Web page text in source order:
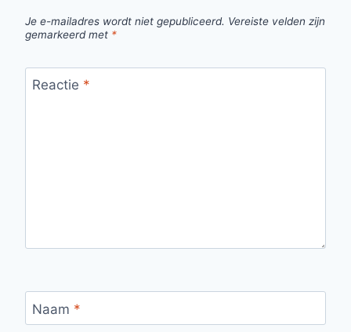
Je e-mailadres wordt niet gepubliceerd. Vereiste velden zijn
gemarkeerd met *
Reactie *
Naam *